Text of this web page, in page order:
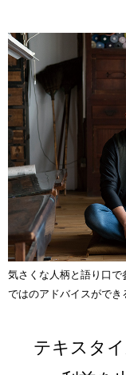
気さくな人柄と語り口で
ではのアドバイスができ
テキスタ